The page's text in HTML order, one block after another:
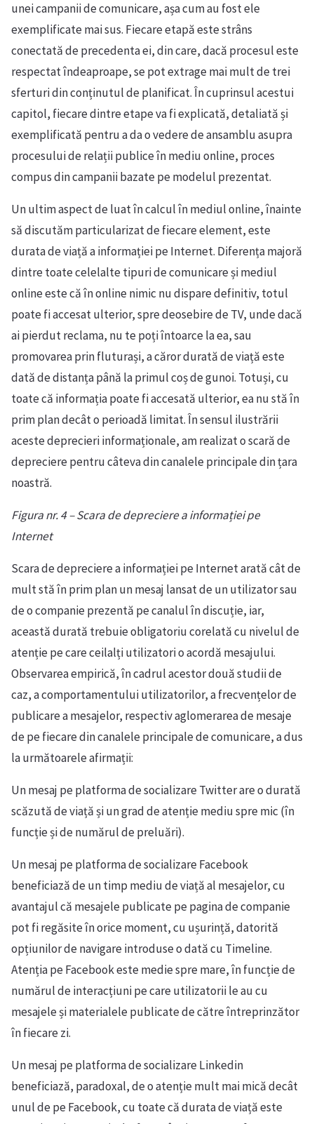
unei campanii de comunicare, așa cum au fost ele
exemplificate mai sus. Fiecare etapă este strâns
conectată de precedenta ei, din care, dacă procesul este
respectat îndeaproape, se pot extrage mai mult de trei
sferturi din conținutul de planificat. În cuprinsul acestui
capitol, fiecare dintre etape va fi explicată, detaliată și
exemplificată pentru a da o vedere de ansamblu asupra
procesului de relații publice în mediu online, proces
compus din campanii bazate pe modelul prezentat.
Un ultim aspect de luat în calcul în mediul online, înainte
să discutăm particularizat de fiecare element, este
durata de viață a informației pe Internet. Diferența majoră
dintre toate celelalte tipuri de comunicare și mediul
online este că în online nimic nu dispare definitiv, totul
poate fi accesat ulterior, spre deosebire de TV, unde dacă
ai pierdut reclama, nu te poți întoarce la ea, sau
promovarea prin fluturași, a căror durată de viață este
dată de distanța până la primul coș de gunoi. Totuși, cu
toate că informația poate fi accesată ulterior, ea nu stă în
prim plan decât o perioadă limitat. În sensul ilustrării
aceste deprecieri informaționale, am realizat o scară de
depreciere pentru câteva din canalele principale din țara
noastră.
Figura nr. 4 – Scara de depreciere a informației pe
Internet
Scara de depreciere a informației pe Internet arată cât de
mult stă în prim plan un mesaj lansat de un utilizator sau
de o companie prezentă pe canalul în discuție, iar,
această durată trebuie obligatoriu corelată cu nivelul de
atenție pe care ceilalți utilizatori o acordă mesajului.
Observarea empirică, în cadrul acestor două studii de
caz, a comportamentului utilizatorilor, a frecvențelor de
publicare a mesajelor, respectiv aglomerarea de mesaje
de pe fiecare din canalele principale de comunicare, a dus
la următoarele afirmații:
Un mesaj pe platforma de socializare Twitter are o durată
scăzută de viață și un grad de atenție mediu spre mic (în
funcție și de numărul de preluări).
Un mesaj pe platforma de socializare Facebook
beneficiază de un timp mediu de viață al mesajelor, cu
avantajul că mesajele publicate pe pagina de companie
pot fi regăsite în orice moment, cu ușurință, datorită
opțiunilor de navigare introduse o dată cu Timeline.
Atenția pe Facebook este medie spre mare, în funcție de
numărul de interacțiuni pe care utilizatorii le au cu
mesajele și materialele publicate de către întreprinzător
în fiecare zi.
Un mesaj pe platforma de socializare Linkedin
beneficiază, paradoxal, de o atenție mult mai mică decât
unul de pe Facebook, cu toate că durata de viață este